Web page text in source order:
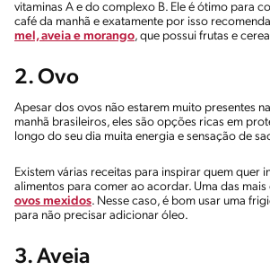
vitaminas A e do complexo B. Ele é ótimo para
café da manhã e exatamente por isso
mel, aveia e morango, que possui frutas e
2. Ovo
Apesar dos ovos não estarem muito presentes
manhã brasileiros, eles são opções ricas em
longo do seu dia muita energia e sensação de
Existem várias receitas para inspirar quem quer
alimentos para comer ao acordar. Uma das mais
ovos mexidos. Nesse caso, é bom usar uma
para não precisar adicionar óleo.
3. Aveia